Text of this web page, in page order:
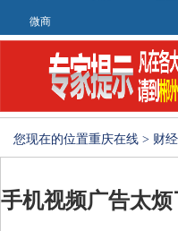
微商
您现在的位置重庆在线 > 财经
手机视频广告太